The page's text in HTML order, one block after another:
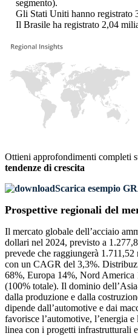
segmento).
Gli Stati Uniti hanno registrato
Il Brasile ha registrato 2,04
Ottieni approfondimenti completi
tendenze di crescita
Scarica esempio
Prospettive regionali del
Il mercato globale dell’acciaio
dollari nel 2024, previsto a
prevede che raggiungerà
con un CAGR del 3,3%.
68%, Europa 14%, Nord
(100% totale). Il dominio
dalla produzione e dalla
dipende dall’automotive e dai
favorisce l’automotive, l’energia
linea con i progetti infrastrutturali